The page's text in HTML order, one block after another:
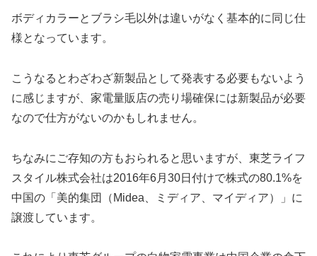
ボディカラーとブラシ毛以外は違いがなく基本的に同じ仕
様となっています。
こうなるとわざわざ新製品として発表する必要もないよう
に感じますが、家電量販店の売り場確保には新製品が必要
なので仕方がないのかもしれません。
ちなみにご存知の方もおられると思いますが、東芝ライフ
スタイル株式会社は2016年6月30日付けで株式の80.1%を
中国の「美的集団（Midea、ミディア、マイディア）」に
譲渡しています。